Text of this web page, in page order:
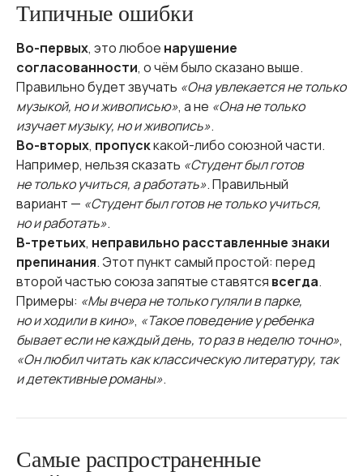
Типичные ошибки
Во-первых, это любое нарушение
согласованности, о чём было сказано выше.
Правильно будет звучать «Она увлекается не только
музыкой, но и живописью», а не «Она не только
изучает музыку, но и живопись».
Во-вторых, пропусккакой-либо союзной части.
Например, нельзя сказать «Студент был готов
не только учиться, а работать». Правильный
вариант — «Студент был готов не только учиться,
но и работать».
В-третьих, неправильно расставленные знаки
препинания. Этот пункт самый простой: перед
второй частью союза запятые ставятся всегда.
Примеры: «Мы вчера не только гуляли в парке,
но и ходили в кино», «Такое поведение у ребенка
бывает если не каждый день, то раз в неделю точно»,
«Он любил читать как классическую литературу, так
и детективные романы».
Самые распространенные